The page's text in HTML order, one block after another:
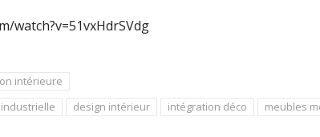
watch?v=51vxHdrSVdg
intérieure
design intérieur intégration déco
meubles